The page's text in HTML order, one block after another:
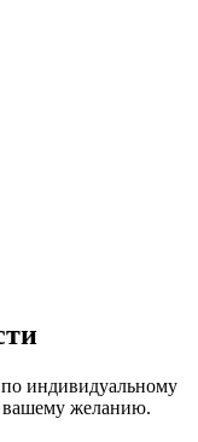
индивидуальному
вашему желанию.